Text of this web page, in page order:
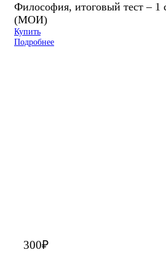
Философия, итоговый тест –
(МОИ)
Купить
Подробнее
300₽